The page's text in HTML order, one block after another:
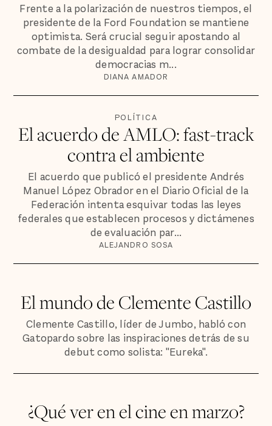
Frente a la polarización de nuestros tiempos, el
presidente de la Ford Foundation se mantiene
optimista. Será crucial seguir apostando al
combate de la desigualdad para lograr consolidar
democracias m...
DIANA AMADOR
POLÍTICA
El acuerdo de AMLO: fast-track
contra el ambiente
El acuerdo que publicó el presidente Andrés
Manuel López Obrador en el Diario Oficial de la
Federación intenta esquivar todas las leyes
federales que establecen procesos y dictámenes
de evaluación par...
ALEJANDRO SOSA
El mundo de Clemente Castillo
Clemente Castillo, líder de Jumbo, habló con
Gatopardo sobre las inspiraciones detrás de su
debut como solista: "Eureka".
¿Qué ver en el cine en marzo?